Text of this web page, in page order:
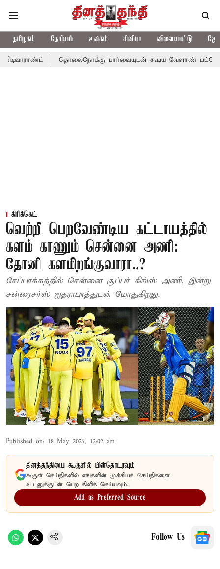
தமிழகம் தேசியம் உலகம் சினிமா விளையாட்டு
தொலைநோக்கு பார்வையுடன் கூடிய வேளாண் பட்ஜெட்: முதல்-
கிரிக்கெட்
வெற்றி பெறவேண்டிய கட்டாயத்தில்
களம் காணும் சென்னை அணி:
தோனி களமிறங்குவாரா..?
சேப்பாக்கத்தில் சென்னை சூப்பர் கிங்ஸ் அணி, இன்று
சன்ரைசர்ஸ் ஐதராபாத்துடன் மோதுகிறது.
Published on: 18 May 2026, 12:02 am
தினத்தந்தியை கூகுளில் பின்தொடரவும்
கூகுள் செய்திகளில் எங்களின் முக்கியச் செய்திகளை
உடனுக்குடன் பெற கிளிக் செய்யவும்.
Add as Preferred Source
Follow Us